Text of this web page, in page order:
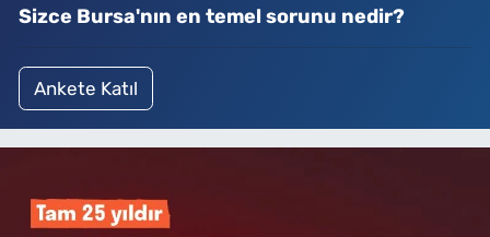
Sizce Bursa'nın en temel sorunu nedir?
Ankete Katıl